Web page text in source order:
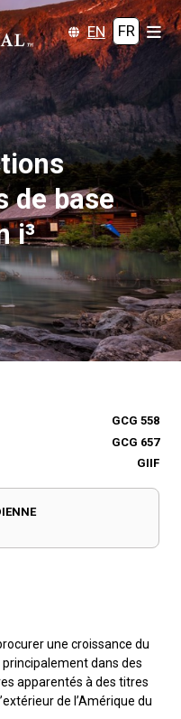
EN FR
de base
i³
GCG 558
GCG 657
GIIF
une croissance du
dans des
apparentés à des titres
de l’Amérique du